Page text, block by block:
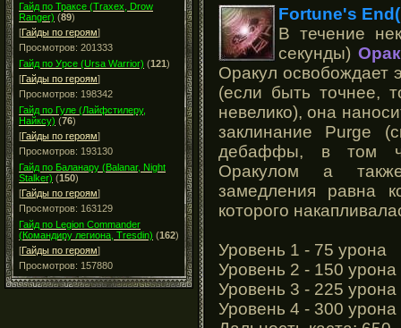
Гайд по Траксе (Traxex, Drow
Ranger) (89)
[Гайды по героям]
Просмотров: 201333
Гайд по Урсе (Ursa Warrior) (121)
[Гайды по героям]
Просмотров: 198342
Гайд по Гуле (Лайфстилеру,
Найксу) (76)
[Гайды по героям]
Просмотров: 193130
Гайд по Баланару (Balanar, Night
Stalker) (150)
[Гайды по героям]
Просмотров: 163129
Гайд по Legion Commander
(Командиру легиона, Tresdin) (162)
[Гайды по героям]
Просмотров: 157880
Fortune's End
В течение
секунды)
Оракул освобождает
(если быть точнее,
невелико), она
заклинание Purge
дебаффы, в том
Оракулом а также
замедления равна
которого
Уровень 1 - 75 урона
Уровень 2 - 150 урона
Уровень 3 - 225 урона
Уровень 4 - 300 урона